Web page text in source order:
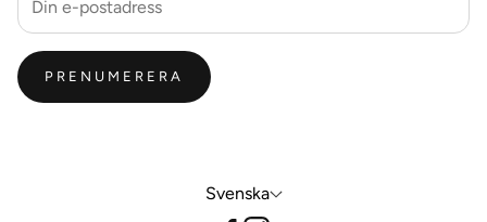
Återbetalningspolicy
Integritetspolicy
PRENUMERERA
Svenska